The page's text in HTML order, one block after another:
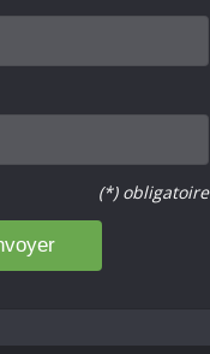
(*) obligatoire